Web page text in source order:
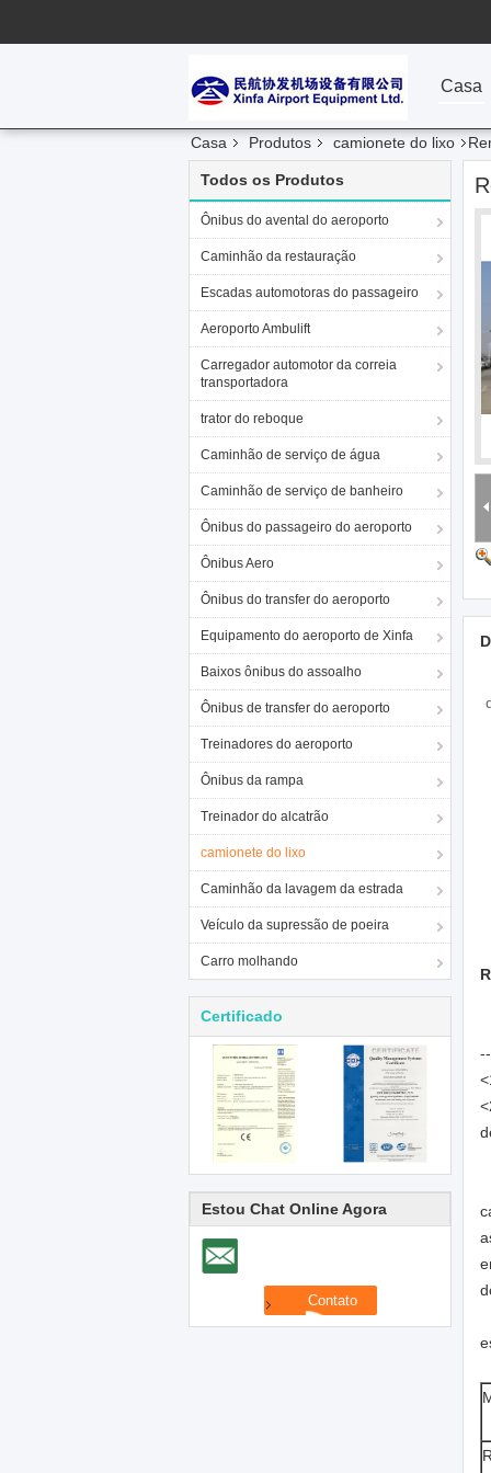
Casa
Casa Produtos camionete do lixo
Todos os Produtos
Ônibus do avental do aeroporto
Caminhão da restauração
Escadas automotoras do passageiro
Aeroporto Ambulift
Carregador automotor da correia
transportadora
trator do reboque
Caminhão de serviço de água
Caminhão de serviço de banheiro
Ônibus do passageiro do aeroporto
Ônibus Aero
Ônibus do transfer do aeroporto
Equipamento do aeroporto de Xinfa
Baixos ônibus do assoalho
Ônibus de transfer do aeroporto
Treinadores do aeroporto
Ônibus da rampa
Treinador do alcatrão
camionete do lixo
Caminhão da lavagem da estrada
Veículo da supressão de poeira
Carro molhando
Certificado
Estou Chat Online Agora